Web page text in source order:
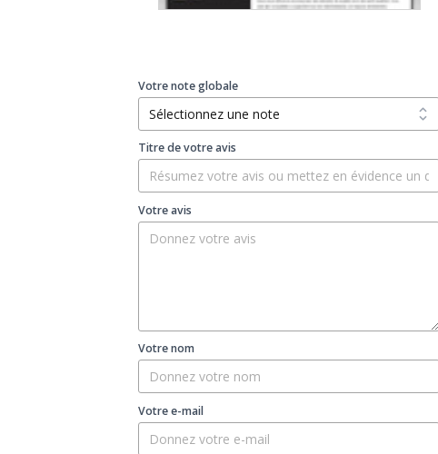
Votre note globale
Titre de votre avis
Votre avis
Votre nom
Votre e-mail